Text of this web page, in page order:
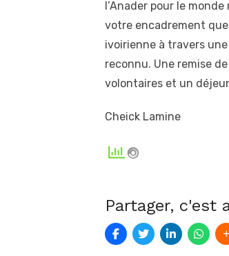
l’Anader pour le
votre encadrement que
ivoirienne à travers
reconnu. Une remise
volontaires et un
Cheick Lamine
Partager, c'est